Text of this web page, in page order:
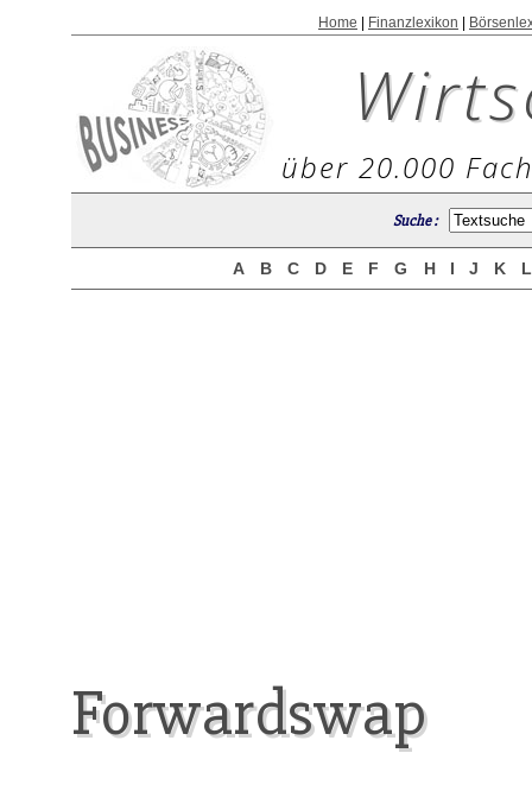
Home Finanzlexikon
über 20.000
Suche :
A B C D E F G H I J K
Forwardswap